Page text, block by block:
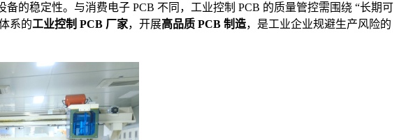
的稳定性。与消费电子 PCB 不同，工业控制 PCB 的质量管控需围绕 “长期可
系的工业控制 PCB 厂家，开展高品质 PCB 制造，是工业企业规避生产风险的